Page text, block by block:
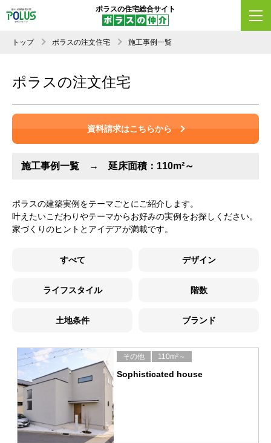
ポラスの住宅総合サイト
トップ ポラスの注文住宅 施工事例一覧
ポラスの注文住宅
資料請求はこちらから
施工事例一覧 → 延床面積：110m²～
ポラスの建築実例をテーマごとにご紹介します。
叶えたいこだわりやテーマからお好みの実例をお探しください。
家づくりのヒントとアイデアが満載です。
すべて デザイン
ライフスタイル 階数
土地条件 ブランド
その他 110m²～
Sophisticated house